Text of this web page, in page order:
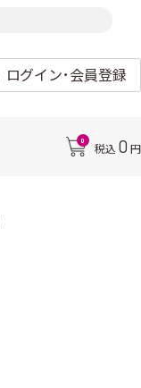
ログイン･会員登録
0
税込 0 円